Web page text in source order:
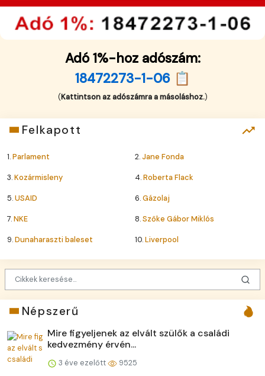
Adó 1%-hoz adószám:
18472273-1-06 📋
(Kattintson az adószámra a másoláshoz.)
Felkapott
1.Parlament 2.Jane Fonda
3.Kozármisleny 4.Roberta Flack
5.USAID 6.Gázolaj
7.NKE 8.Szőke Gábor Miklós
9.Dunaharaszti baleset 10.Liverpool
Népszerű
Mire figyeljenek az elvált szülők a családi
kedvezmény érvén...
3 éve ezelőtt 9525